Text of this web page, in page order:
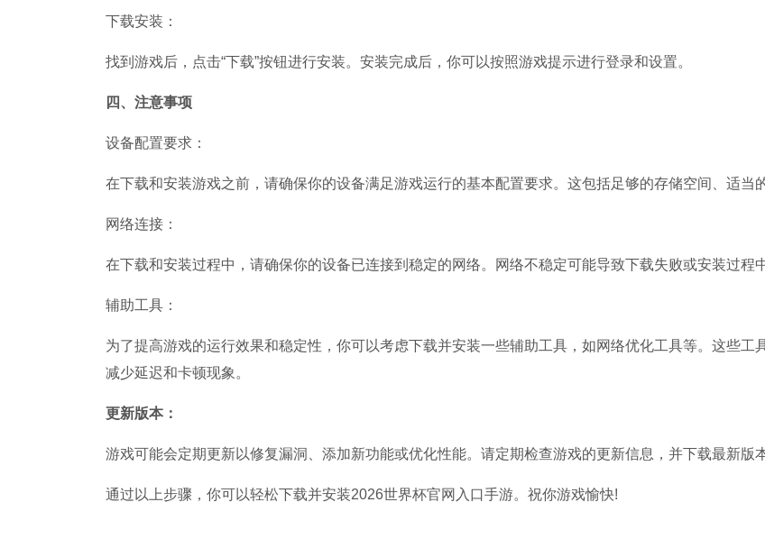
下载安装：
找到游戏后，点击“下载”按钮进行安装。安装完成后，你可以按照游戏提示进行登录和设置。
四、注意事项
设备配置要求：
在下载和安装游戏之前，请确保你的设备满足游戏运行的基本配置要求。这包括足够的存储空间、适当
网络连接：
在下载和安装过程中，请确保你的设备已连接到稳定的网络。网络不稳定可能导致下载失败或安装过程
辅助工具：
为了提高游戏的运行效果和稳定性，你可以考虑下载并安装一些辅助工具，如网络优化工具等。这些工
减少延迟和卡顿现象。
更新版本：
游戏可能会定期更新以修复漏洞、添加新功能或优化性能。请定期检查游戏的更新信息，并下载最新版
通过以上步骤，你可以轻松下载并安装2026世界杯官网入口手游。祝你游戏愉快!